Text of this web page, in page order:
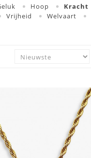
Hoop Kracht
Vrijheid Welvaart